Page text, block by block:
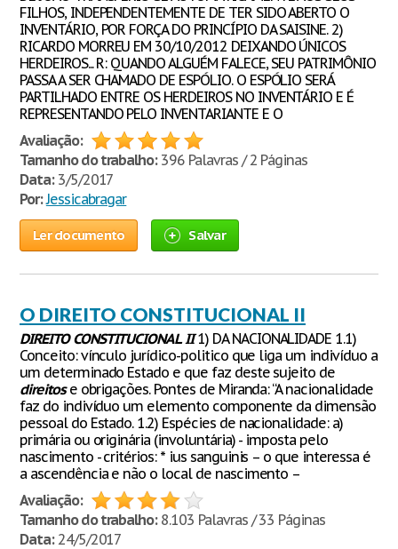
FILHOS, INDEPENDENTEMENTE DE TER SIDO ABERTO O
INVENTÁRIO, POR FORÇA DO PRINCÍPIO DA SAISINE. 2)
RICARDO MORREU EM 30/10/2012 DEIXANDO ÚNICOS
HERDEIROS... R: QUANDO ALGUÉM FALECE, SEU PATRIMÔNIO
PASSA A SER CHAMADO DE ESPÓLIO. O ESPÓLIO SERÁ
PARTILHADO ENTRE OS HERDEIROS NO INVENTÁRIO E É
REPRESENTANDO PELO INVENTARIANTE E O
Avaliação:
Tamanho do trabalho:396 Palavras / 2 Páginas
Data:3/5/2017
Por:Jessicabragar
Ler documento Salvar
O DIREITO CONSTITUCIONAL II
DIREITO CONSTITUCIONALII1) DA NACIONALIDADE 1.1)
Conceito: vínculo jurídico-politico que liga um indivíduo a
um determinado Estado e que faz deste sujeito de
direitose obrigações. Pontes de Miranda: “A nacionalidade
faz do indivíduo um elemento componente da dimensão
pessoal do Estado. 1.2) Espécies de nacionalidade: a)
primária ou originária (involuntária) - imposta pelo
nascimento - critérios: * ius sanguinis – o que interessa é
a ascendência e não o local de nascimento –
Avaliação:
Tamanho do trabalho:8.103 Palavras / 33 Páginas
Data:24/5/2017